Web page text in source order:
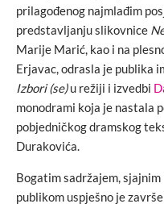
prilagođenog najmlađim
predstavljanju slikovnice
Marije Marić, kao i na
Erjavac, odrasla je publika
Izbori (se)u režiji i izvedbi
monodrami koja je nastala
pobjedničkog dramskog
Durakovića.
Bogatim sadržajem,
publikom uspješno je